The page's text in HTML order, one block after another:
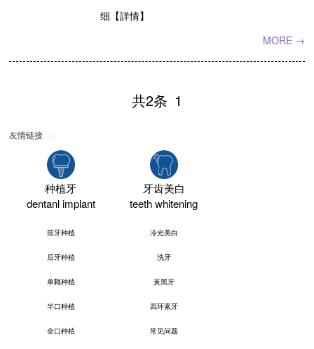
细【詳情】
MORE →
共2条 1
友情链接
种植牙
dentanl implant
前牙种植
后牙种植
单颗种植
半口种植
全口种植
牙齿美白
teeth whitening
冷光美白
洗牙
黃黑牙
四环素牙
常见问题